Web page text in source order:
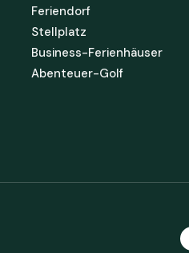
Feriendorf
Stellplatz
Business-Ferienhäuser
Abenteuer-Golf